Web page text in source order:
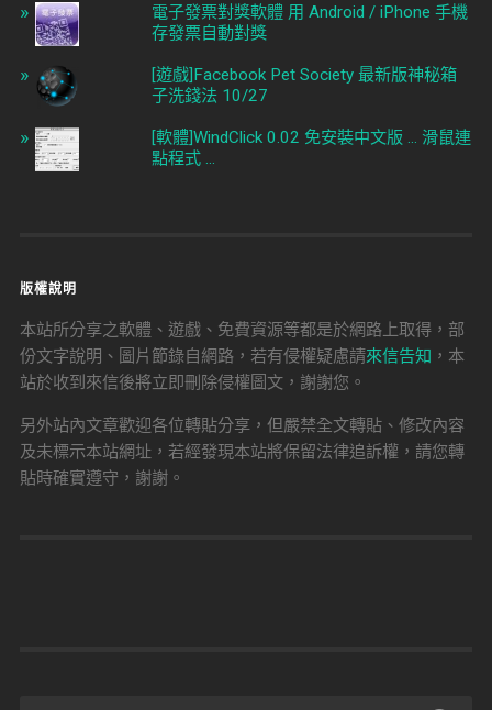
電子發票對獎軟體 用 Android / iPhone 手機
存發票自動對獎
[遊戲]Facebook Pet Society 最新版神秘箱
子洗錢法 10/27
[軟體]WindClick 0.02 免安裝中文版 ... 滑鼠連
點程式 ...
版權說明
本站所分享之軟體、遊戲、免費資源等都是於網路上取得，部
份文字說明、圖片節錄自網路，若有侵權疑慮請來信告知 ，本
站於收到來信後將立即刪除侵權圖文，謝謝您。
另外站內文章歡迎各位轉貼分享，但嚴禁全文轉貼、修改內容
及未標示本站網址，若經發現本站將保留法律追訴權，請您轉
貼時確實遵守，謝謝。